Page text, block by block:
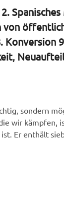
von
Konversion
sondern
wir kämpfen,
Er enthält